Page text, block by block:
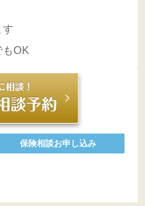
す
もOK
保険相談お申し込み